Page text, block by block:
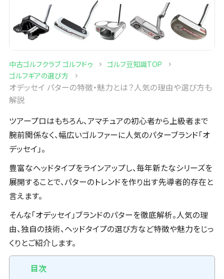
中古ゴルフクラブ ゴルフドゥ
ゴルフ豆知識TOP
ゴルフギアの選び方
オデッセイ パターの特徴・魅力とは？人気の理由や選び方も
解説
ツアープロはもちろん、アマチュアの初心者から上級者まで
腕前関係なく、幅広いゴルファーに人気のパターブランド「オ
デッセイ」。
豊富なヘッドタイプをラインアップし、毎年新たなシリーズを
展開することで、パターのトレンドを作り出す先導者的存在と
言えます。
そんな「オデッセイ」ブランドのパターを徹底解析。人気の理
由、独自の技術、ヘッドタイプの選び方など特徴や魅力をじっ
くりとご紹介します。
目次